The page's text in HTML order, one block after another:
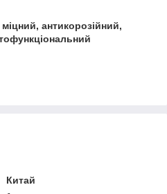
антикорозійний,
Китай